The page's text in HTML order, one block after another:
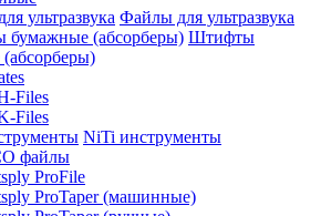
Файлы для ультразвука
Штифты
Files
Files
NiTi инструменты
файлы
ProFile
ProTaper (машинные)